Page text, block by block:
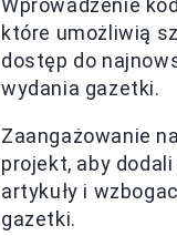
Wprowadzenie
które umożliwią
dostęp do
wydania gazetki.
Zaangażowanie
projekt, aby
artykuły i
gazetki.